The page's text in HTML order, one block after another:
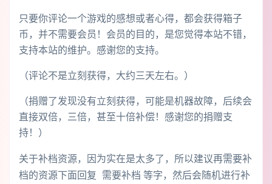
只要你评论一个游戏的感想或者心得，都会获得箱子
币，并不需要会员！会员的目的，是您觉得本站不错，
支持本站的维护。感谢您的支持。
（评论不是立刻获得，大约三天左右。）
（捐赠了发现没有立刻获得，可能是机器故障，后续会
直接双倍，三倍，甚至十倍补偿！感谢您的捐赠支
持！）
关于补档资源，因为实在是太多了，所以建议再需要补
档的资源下面回复 需要补档 等字，然后会随机进行补